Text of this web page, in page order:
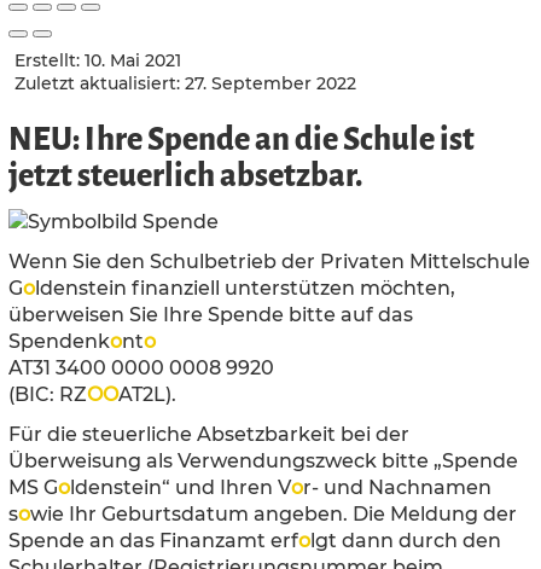
Erstellt: 10. Mai 2021
Zuletzt aktualisiert: 27. September 2022
NEU: Ihre Spende an die Schule ist
jetzt steuerlich absetzbar.
Wenn Sie den Schulbetrieb der Privaten Mittelschule
Goldenstein finanziell unterstützen möchten,
überweisen Sie Ihre Spende bitte auf das
Spendenkonto
AT31 3400 0000 0008 9920
(BIC: RZOOAT2L).
Für die steuerliche Absetzbarkeit bei der
Überweisung als Verwendungszweck bitte „Spende
MS Goldenstein“ und Ihren Vor- und Nachnamen
sowie Ihr Geburtsdatum angeben. Die Meldung der
Spende an das Finanzamt erfolgt dann durch den